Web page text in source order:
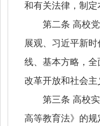
和有关法律，制定
第二条 高校党
展观、习近平新
线、基本方略，
改革开放和社会
第三条 高校实
高等教育法》的